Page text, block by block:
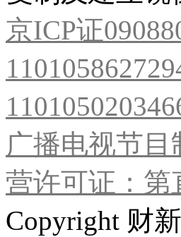
京ICP证
广播电视节目
营许可证：第
Copyright 财